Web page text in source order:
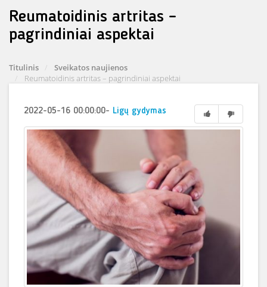
Reumatoidinis artritas –
pagrindiniai aspektai
Titulinis
Sveikatos naujienos
Reumatoidinis artritas – pagrindiniai aspektai
2022-05-16 00:00:00- Ligų gydymas